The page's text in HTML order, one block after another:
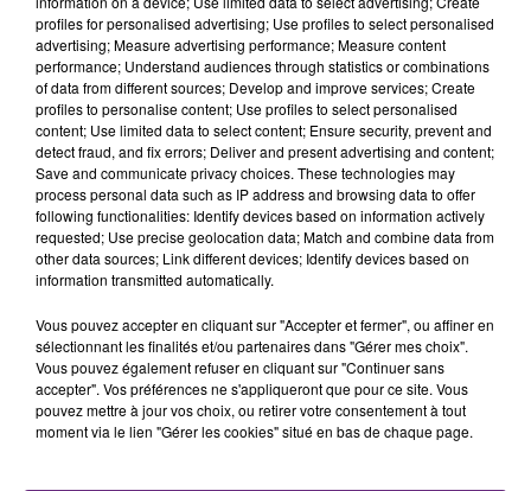
6h57
6h57
HOZIER
Take Me To Church
6h55
6h55
DJ GOJA & JASON DERULO &
6h52
6h52 6h46
6h46
profiles for personalised advertising; Use profiles to select personalised
advertising; Measure advertising performance; Measure content
performance; Understand audiences through statistics or combinations
of data from different sources; Develop and improve services; Create
profiles to personalise content; Use profiles to select personalised
content; Use limited data to select content; Ensure security, prevent and
detect fraud, and fix errors; Deliver and present advertising and content;
Save and communicate privacy choices. These technologies may
process personal data such as IP address and browsing data to offer
following functionalities: Identify devices based on information actively
requested; Use precise geolocation data; Match and combine data from
other data sources; Link different devices; Identify devices based on
information transmitted automatically.
Vous pouvez accepter en cliquant sur "Accepter et fermer", ou affiner en
sélectionnant les finalités et/ou partenaires dans "Gérer mes choix".
Vous pouvez également refuser en cliquant sur "Continuer sans
accepter". Vos préférences ne s'appliqueront que pour ce site. Vous
pouvez mettre à jour vos choix, ou retirer votre consentement à tout
moment via le lien "Gérer les cookies" situé en bas de chaque page.